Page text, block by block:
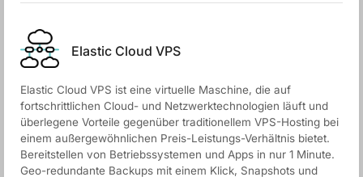
Elastic Cloud VPS
Elastic Cloud VPS ist eine virtuelle Maschine, die auf
fortschrittlichen Cloud- und Netzwerktechnologien läuft und
überlegene Vorteile gegenüber traditionellem VPS-Hosting bei
einem außergewöhnlichen Preis-Leistungs-Verhältnis bietet.
Bereitstellen von Betriebssystemen und Apps in nur 1 Minute.
Geo-redundante Backups mit einem Klick, Snapshots und